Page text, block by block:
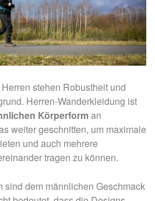
stehen Robustheit und
Herren-Wanderkleidung ist
Körperforman
weiter geschnitten, um maximale
und auch mehrere
tragen zu können.
sind dem männlichen Geschmack